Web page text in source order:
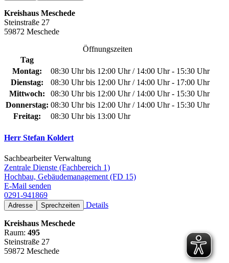
Kreishaus Meschede
Steinstraße 27
59872 Meschede
Öffnungszeiten
Tag
Montag:
08:30 Uhr bis 12:00 Uhr / 14:00 Uhr - 15:30 Uhr
Dienstag:
08:30 Uhr bis 12:00 Uhr / 14:00 Uhr - 17:00 Uhr
Mittwoch:
08:30 Uhr bis 12:00 Uhr / 14:00 Uhr - 15:30 Uhr
Donnerstag: 08:30 Uhr bis 12:00 Uhr / 14:00 Uhr - 15:30 Uhr
Freitag:
08:30 Uhr bis 13:00 Uhr
Herr Stefan Koldert
Sachbearbeiter Verwaltung
Zentrale Dienste (Fachbereich 1)
Hochbau, Gebäudemanagement (FD 15)
E-Mail senden
0291-941869
Adresse Sprechzeiten Details
Kreishaus Meschede
Raum: 495
Steinstraße 27
59872 Meschede